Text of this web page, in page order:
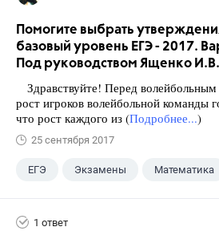
Помогите выбрать
базовый уровень ЕГЭ - 2017.
Под руководством Ященко И.В.
Здравствуйте! Перед
рост игроков волейбольной команды
что рост каждого из (Подробнее...)
25 сентября 2017
ЕГЭ Экзамены Математика
1 ответ